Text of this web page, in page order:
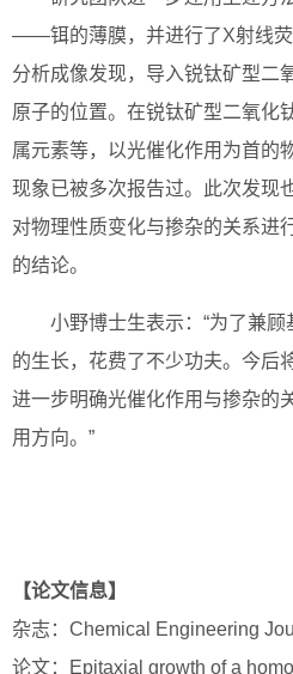
——铒的薄膜，并进行了X射线
分析成像发现，导入锐钛矿型二
原子的位置。在锐钛矿型二氧化
属元素等，以光催化作用为首的
现象已被多次报告过。此次发现
对物理性质变化与掺杂的关系进
的结论。
小野博士生表示：“为了兼
的生长，花费了不少功夫。今后
进一步明确光催化作用与掺杂的
用方向。”
【论文信息】
杂志：Chemical Engineering
论文：Epitaxial growth of a